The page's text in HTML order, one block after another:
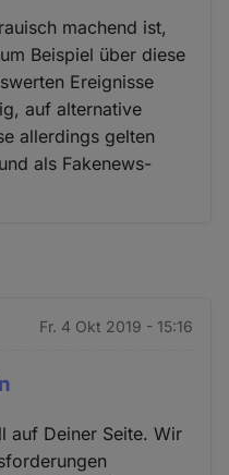
machend ist,
Beispiel über diese
Ereignisse
auf alternative
allerdings gelten
als Fakenews-
Fr. 4 Okt 2019 - 15:16
auf Deiner Seite. Wir